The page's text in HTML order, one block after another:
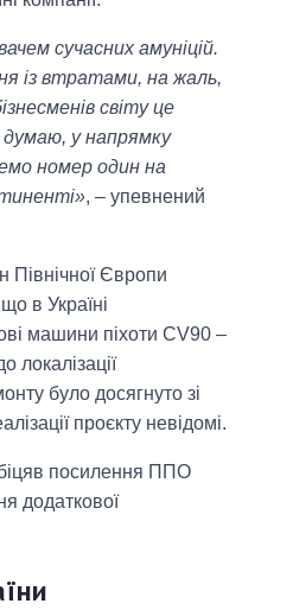
сучасних амуніцій.
із втратами, на жаль,
світу це
у напрямку
номер один на
, – упевнений
Північної Європи
в Україні
машини піхоти CV90 –
локалізації
було досягнуто зі
проєкту невідомі.
посилення ППО
додаткової